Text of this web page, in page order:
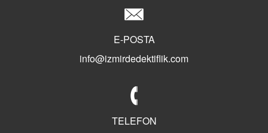
E-POSTA
info@izmirdedektiflik.com
TELEFON